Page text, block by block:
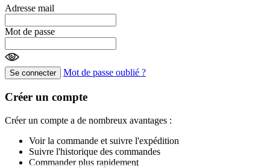
Adresse mail
Mot de passe
Se connecter Mot de passe oublié ?
Créer un compte
Créer un compte a de nombreux avantages :
Voir la commande et suivre l'expédition
Suivre l'historique des commandes
Commander plus rapidement